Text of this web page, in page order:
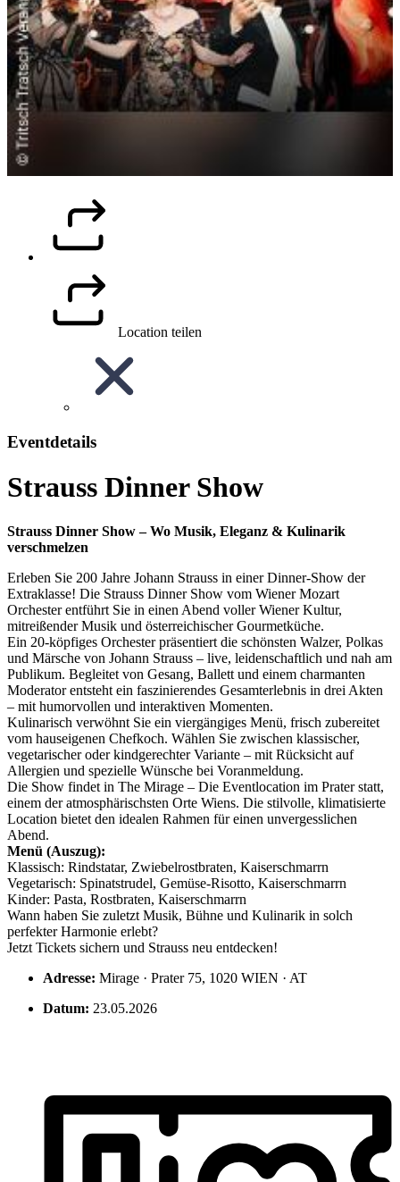
Location teilen
Eventdetails
Strauss Dinner Show
Strauss Dinner Show – Wo Musik, Eleganz & Kulinarik
verschmelzen
Erleben Sie 200 Jahre Johann Strauss in einer Dinner-Show der
Extraklasse! Die Strauss Dinner Show vom Wiener Mozart
Orchester entführt Sie in einen Abend voller Wiener Kultur,
mitreißender Musik und österreichischer Gourmetküche.
Ein 20-köpfiges Orchester präsentiert die schönsten Walzer, Polkas
und Märsche von Johann Strauss – live, leidenschaftlich und nah am
Publikum. Begleitet von Gesang, Ballett und einem charmanten
Moderator entsteht ein faszinierendes Gesamterlebnis in drei Akten
– mit humorvollen und interaktiven Momenten.
Kulinarisch verwöhnt Sie ein viergängiges Menü, frisch zubereitet
vom hauseigenen Chefkoch. Wählen Sie zwischen klassischer,
vegetarischer oder kindgerechter Variante – mit Rücksicht auf
Allergien und spezielle Wünsche bei Voranmeldung.
Die Show findet in The Mirage – Die Eventlocation im Prater statt,
einem der atmosphärischsten Orte Wiens. Die stilvolle, klimatisierte
Location bietet den idealen Rahmen für einen unvergesslichen
Abend.
Menü (Auszug):
Klassisch: Rindstatar, Zwiebelrostbraten, Kaiserschmarrn
Vegetarisch: Spinatstrudel, Gemüse-Risotto, Kaiserschmarrn
Kinder: Pasta, Rostbraten, Kaiserschmarrn
Wann haben Sie zuletzt Musik, Bühne und Kulinarik in solch
perfekter Harmonie erlebt?
Jetzt Tickets sichern und Strauss neu entdecken!
Adresse: Mirage · Prater 75, 1020 WIEN · AT
Datum: 23.05.2026